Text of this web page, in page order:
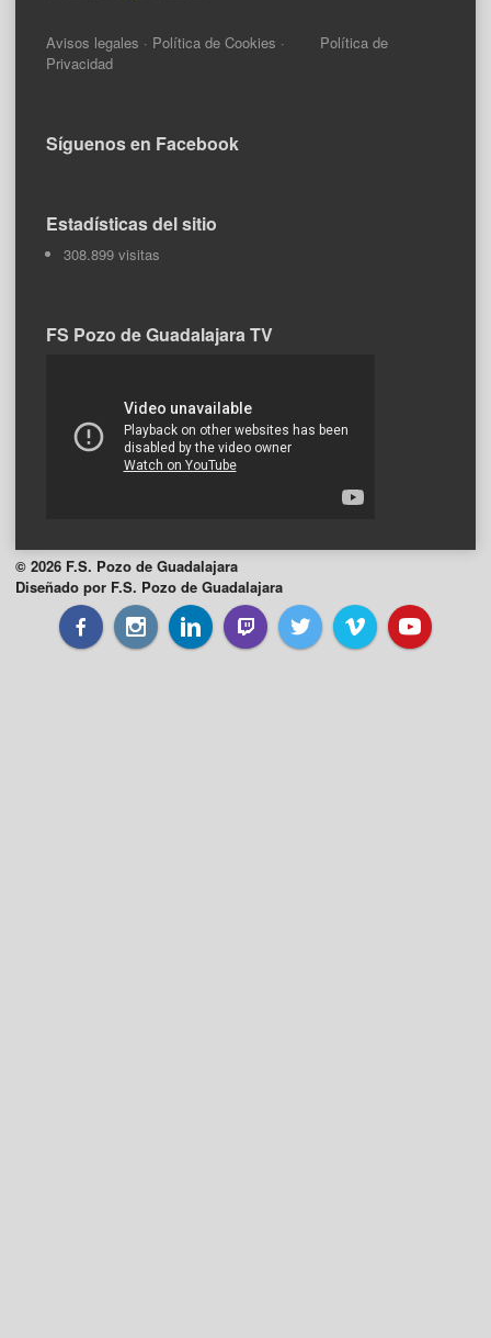
Avisos legales · Política de Cookies · Política de
Privacidad
Síguenos en Facebook
Estadísticas del sitio
308.899 visitas
FS Pozo de Guadalajara TV
© 2026 F.S. Pozo de Guadalajara
Diseñado por F.S. Pozo de Guadalajara